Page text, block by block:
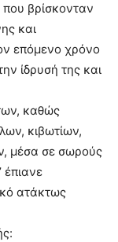
βρίσκονταν
και
επόμενο χρόνο
ίδρυσή της και
καθώς
κιβωτίων,
μέσα σε σωρούς
έπιανε
ατάκτως